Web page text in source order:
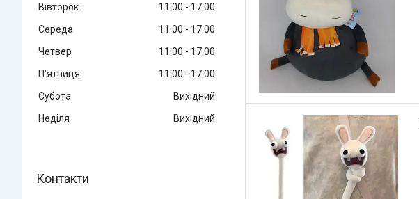
Вівторок
11:00
17:00
Середа
11:00
17:00
Четвер
11:00
17:00
Пʼятниця
11:00
17:00
Субота
Вихідний
Неділя
Вихідний